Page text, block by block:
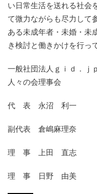
い日常生活を送れる社会
て微力ながらも尽力して
ある未成年者・未婚・未
き検討と働きかけを行っ
一般社団法人ｇｉｄ．ｊ
人々の会理事会
代 表 永沼 利一
副代表 倉嶋麻理奈
理 事 上田 直志
理 事 日野 由美